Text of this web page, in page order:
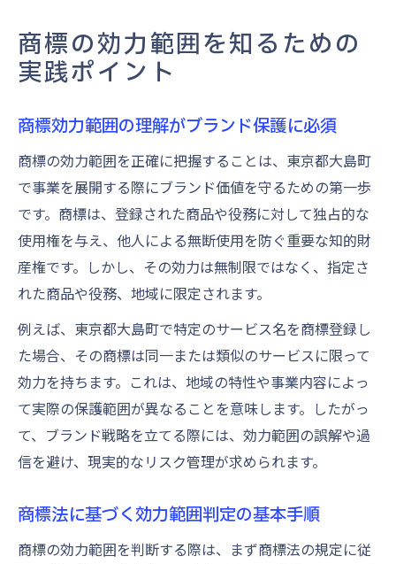
商標の効力範囲を知るための
実践ポイント
商標効力範囲の理解がブランド保護に必須
商標の効力範囲を正確に把握することは、東京都大島町
で事業を展開する際にブランド価値を守るための第一歩
です。商標は、登録された商品や役務に対して独占的な
使用権を与え、他人による無断使用を防ぐ重要な知的財
産権です。しかし、その効力は無制限ではなく、指定さ
れた商品や役務、地域に限定されます。
例えば、東京都大島町で特定のサービス名を商標登録し
た場合、その商標は同一または類似のサービスに限って
効力を持ちます。これは、地域の特性や事業内容によっ
て実際の保護範囲が異なることを意味します。したがっ
て、ブランド戦略を立てる際には、効力範囲の誤解や過
信を避け、現実的なリスク管理が求められます。
商標法に基づく効力範囲判定の基本手順
商標の効力範囲を判断する際は、まず商標法の規定に従